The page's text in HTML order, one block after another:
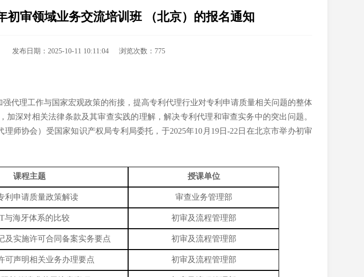
初审领域业务交流培训班 （北京）的报名通知
发布日期：2025-10-11 10:11:04 浏览次数： 775
代理工作与国家宏观政策的衔接，提高专利代理行业对专利申请质量相关问题的整体
加深对相关法律条款及其审查实践的理解，解决专利代理和审查实务中的突出问题。
理师协会） 受国家知识产权局专利局委托，于2025年10 月 19日-22 日在北京市举办初审
课程主题 授课单位
利申请质量政策解读 审查业务管理部
与海牙体系的比较 初审及流程管理部
及实施许可合同备案实务要点 初审及流程管理部
可声明相关业务办理要点 初审及流程管理部